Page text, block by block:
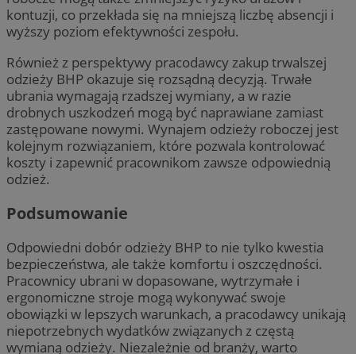
kontuzji, co przekłada się na mniejszą liczbę absencji i
wyższy poziom efektywności zespołu.
Również z perspektywy pracodawcy zakup trwalszej
odzieży BHP okazuje się rozsądną decyzją. Trwałe
ubrania wymagają rzadszej wymiany, a w razie
drobnych uszkodzeń mogą być naprawiane zamiast
zastępowane nowymi. Wynajem odzieży roboczej jest
kolejnym rozwiązaniem, które pozwala kontrolować
koszty i zapewnić pracownikom zawsze odpowiednią
odzież.
Podsumowanie
Odpowiedni dobór odzieży BHP to nie tylko kwestia
bezpieczeństwa, ale także komfortu i oszczędności.
Pracownicy ubrani w dopasowane, wytrzymałe i
ergonomiczne stroje mogą wykonywać swoje
obowiązki w lepszych warunkach, a pracodawcy unikają
niepotrzebnych wydatków związanych z częstą
wymianą odzieży. Niezależnie od branży, warto